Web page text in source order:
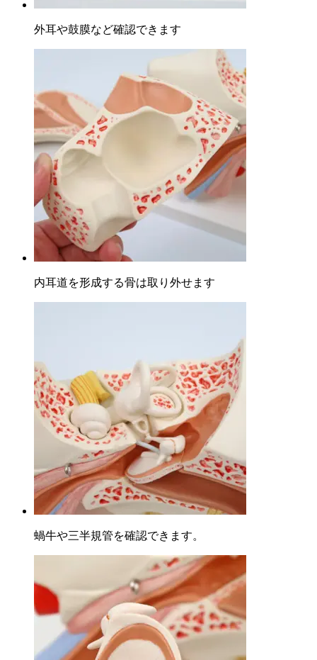
外耳や鼓膜など確認できます
内耳道を形成する骨は取り外せます
蝸牛や三半規管を確認できます。